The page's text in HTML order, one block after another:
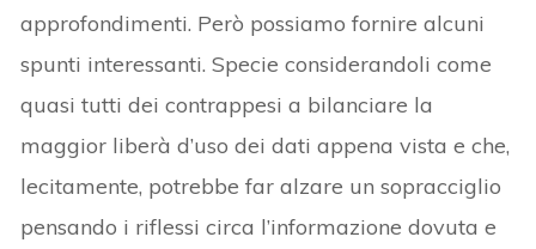
approfondimenti. Però possiamo fornire alcuni
spunti interessanti. Specie considerandoli come
quasi tutti dei contrappesi a bilanciare la
maggior liberà d’uso dei dati appena vista e che,
lecitamente, potrebbe far alzare un sopracciglio
pensando i riflessi circa l’informazione dovuta e